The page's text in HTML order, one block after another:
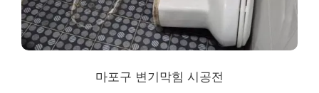
마포구 변기막힘 시공전